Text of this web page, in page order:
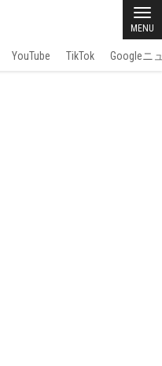
MENU
YouTube TikTok Googleニ